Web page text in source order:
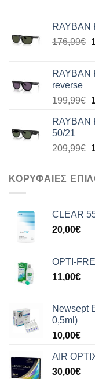
RAYBAN
176,99€
RAYBAN
reverse
199,99€
RAYBAN
50/21
209,99€
ΚΟΡΥΦΑΙΕΣ
CLEAR
20,00€
OPTI-
11,00€
Newsept
0,5ml)
10,00€
AIR
30,00€